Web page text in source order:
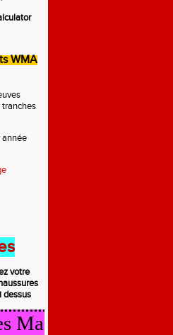
WMA
année
votre
dessus
2025/2026